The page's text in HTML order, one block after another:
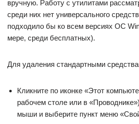
вручную. Работу с утилитами
среди них нет универсального
подходило бы ко всем версиях ОС
мере, среди бесплатных).
Для удаления стандартными
Кликните по иконке «Этот
рабочем столе или в
мыши и выберите пункт меню